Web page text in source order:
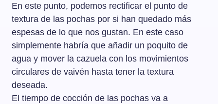
En este punto, podemos rectificar el punto de
textura de las pochas por si han quedado más
espesas de lo que nos gustan. En este caso
simplemente habría que añadir un poquito de
agua y mover la cazuela con los movimientos
circulares de vaivén hasta tener la textura
deseada.
El tiempo de cocción de las pochas va a